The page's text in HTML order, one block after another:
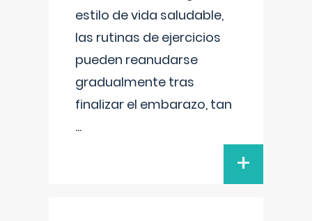
estilo de vida saludable,
las rutinas de ejercicios
pueden reanudarse
gradualmente tras
finalizar el embarazo, tan
...
+